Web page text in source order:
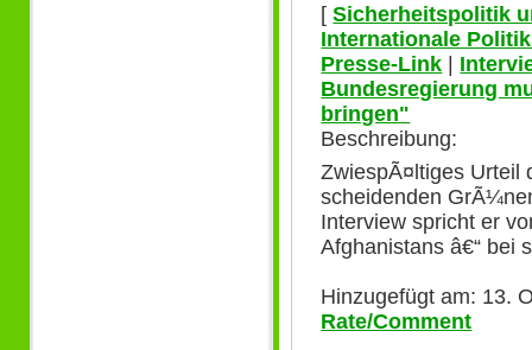
[Sicherheitspolitik
Internationale
Presse-Link |
Bundesregierung
bringen"
Beschreibung:
ZwiespÃ¤ltiges Urteil
scheidenden
Interview spricht er
Afghanistans â€“ bei
Hinzugefügt am: 13.
Rate/Comment